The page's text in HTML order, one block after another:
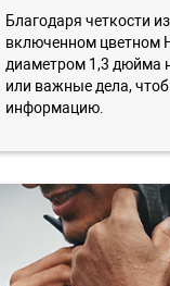
Благодаря четкости
включенном цветном
диаметром 1,3 дюйма
или важные дела,
информацию.